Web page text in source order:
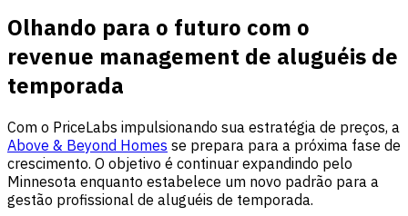
Olhando para o futuro com o
revenue management de aluguéis de
temporada
Com o PriceLabs impulsionando sua estratégia de preços, a
Above & Beyond Homes se prepara para a próxima fase de
crescimento. O objetivo é continuar expandindo pelo
Minnesota enquanto estabelece um novo padrão para a
gestão profissional de aluguéis de temporada.